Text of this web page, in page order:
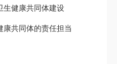
生健康共同体建设
康共同体的责任担当